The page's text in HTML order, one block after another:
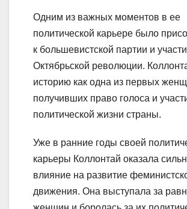
Одним из важных моментов в ее
политической карьере было
к большевистской партии и
Октябрьской революции.
историю как одна из первых
получивших право голоса и
политической жизни страны.
Уже в ранние годы своей
карьеры Коллонтай оказала
влияние на развитие
движения. Она выступала за